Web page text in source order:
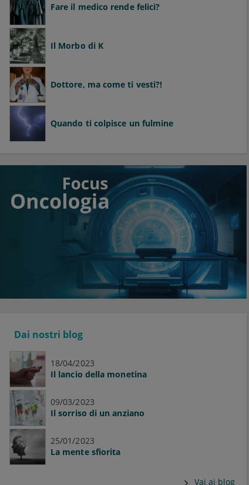
Fare il medico rende felici?
Il Morbo di K
Dottore, ma come ti vesti?!
Quando ti colpisce un fulmine
Dai nostri blog
18/04/2023
Il lancio della monetina
09/03/2023
Il sorriso di un anziano
25/01/2023
La mente sfiorita
Vai ai blog